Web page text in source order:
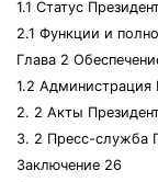
1.1 Статус
2.1 Функции и
Глава 2
1.2 Администрация
2. 2 Акты
3. 2 Пресс-служба
Заключение 26